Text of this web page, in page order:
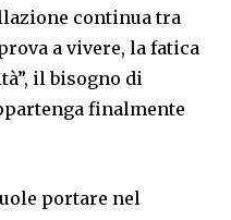
continua tra
a vivere, la fatica
il bisogno di
finalmente
portare nel